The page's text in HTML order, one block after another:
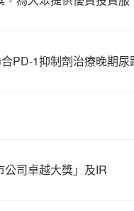
PD-1抑制劑治療晚期尿
司卓越大獎」及IR